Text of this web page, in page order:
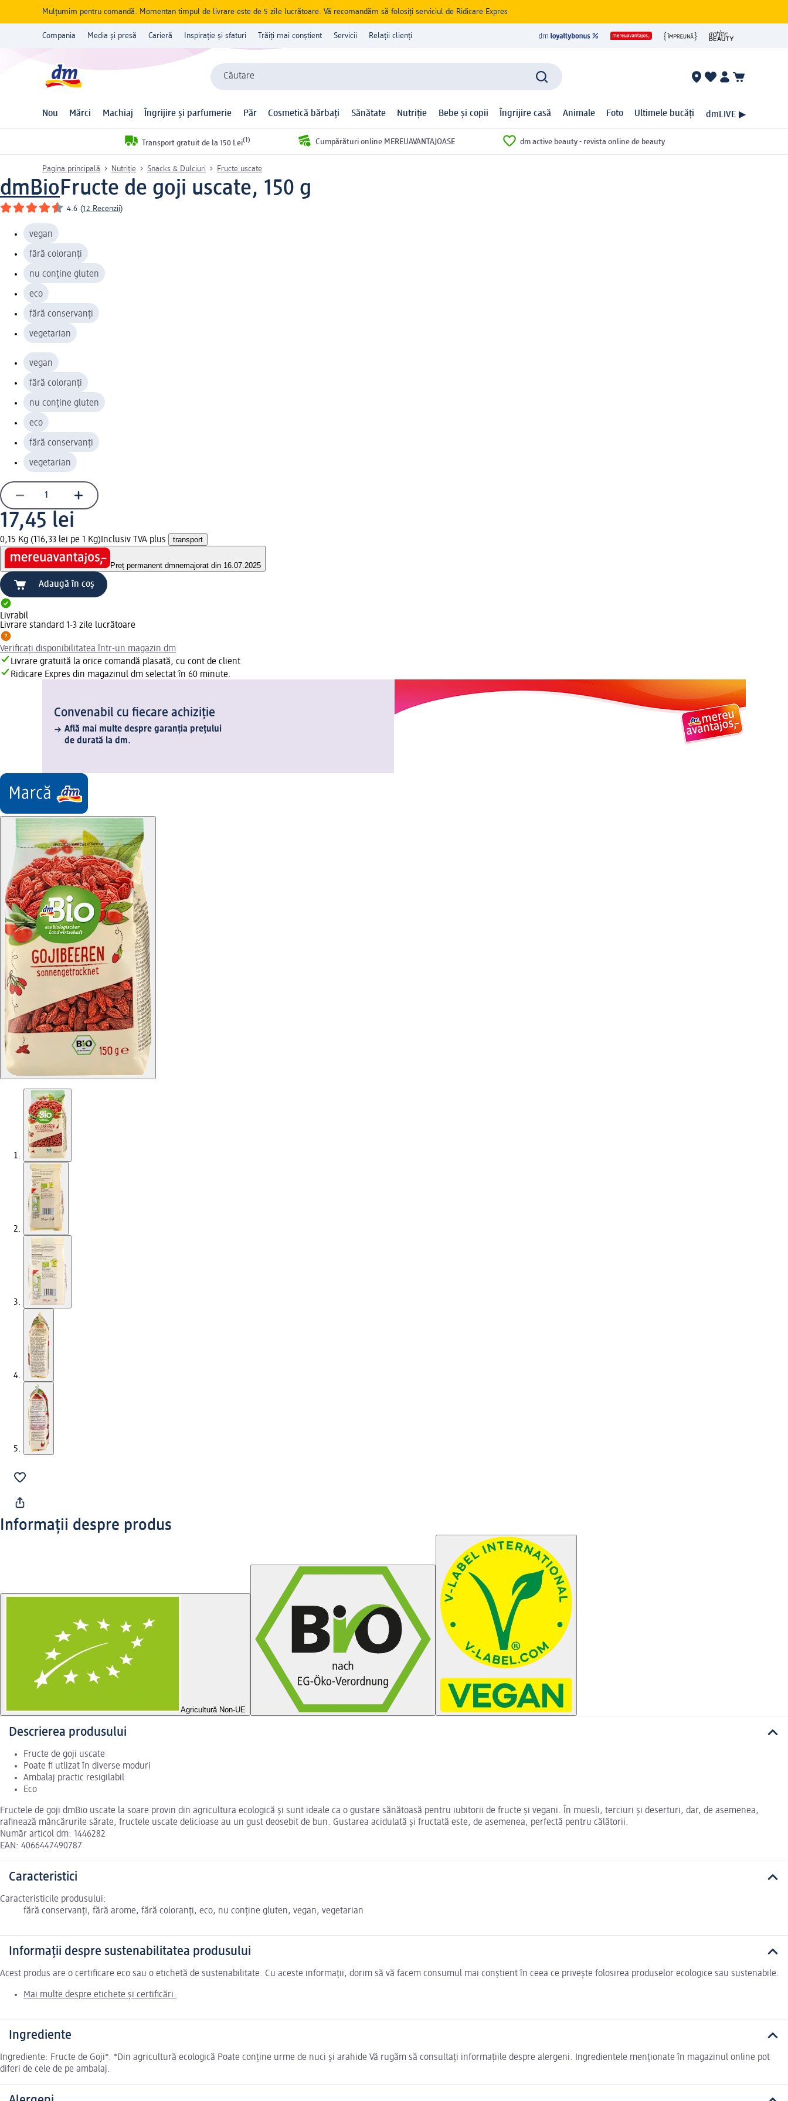
Mulțumim pentru comandă. Momentan timpul de livrare este de 5 zile lucrătoare. Vă recomandăm să folosiți serviciul de Ridicare Expres
Compania Media și presă Carieră Inspirație și sfaturi Trăiți mai conștient Servicii Relații clienți
Căutare
Nou Mărci Machiaj Îngrijire și parfumerie Păr Cosmetică bărbați Sănătate Nutriție Bebe și copii Îngrijire casă Animale Foto Ultimele bucăți dmLIVE ▶
Transport gratuit de la 150 Lei(1) Cumpărături online MEREUAVANTAJOASE dm active beauty - revista online de beauty
Pagina principală Nutriție Snacks & Dulciuri Fructe uscate
dmBioFructe de goji uscate, 150 g
4.6 (12 Recenzii)
vegan
fără coloranți
nu conține gluten
eco
fără conservanți
vegetarian
vegan
fără coloranți
nu conține gluten
eco
fără conservanți
vegetarian
17,45 lei
0,15 Kg (116,33 lei pe 1 Kg) Inclusiv TVA plus transport
Preț permanent dmnemajorat din 16.07.2025
Adaugă în coș
Livrabil
Livrare standard 1-3 zile lucrătoare
Verificați disponibilitatea într-un magazin dm
Livrare gratuită la orice comandă plasată, cu cont de client
Ridicare Expres din magazinul dm selectat în 60 minute.
Convenabil cu fiecare achiziție
Află mai multe despre garanția prețului
de durată la dm.
Informații despre produs
Agricultură Non-UE
Descrierea produsului
Fructe de goji uscate
Poate fi utlizat în diverse moduri
Ambalaj practic resigilabil
Eco
Fructele de goji dmBio uscate la soare provin din agricultura ecologică și sunt ideale ca o gustare sănătoasă pentru iubitorii de fructe și vegani. În muesli, terciuri și deserturi, dar, de asemenea,
rafinează mâncărurile sărate, fructele uscate delicioase au un gust deosebit de bun. Gustarea acidulată și fructată este, de asemenea, perfectă pentru călătorii.
Număr articol dm: 1446282
EAN: 4066447490787
Caracteristici
Caracteristicile produsului:
fără conservanți, fără arome, fără coloranți, eco, nu conține gluten, vegan, vegetarian
Informații despre sustenabilitatea produsului
Acest produs are o certificare eco sau o etichetă de sustenabilitate. Cu aceste informații, dorim să vă facem consumul mai conștient în ceea ce privește folosirea produselor ecologice sau sustenabile.
Mai multe despre etichete și certificări.
Ingrediente
Ingrediente: Fructe de Goji*. *Din agricultură ecologică Poate conține urme de nuci și arahide Vă rugăm să consultați informațiile despre alergeni. Ingredientele menționate în magazinul online pot
diferi de cele de pe ambalaj.